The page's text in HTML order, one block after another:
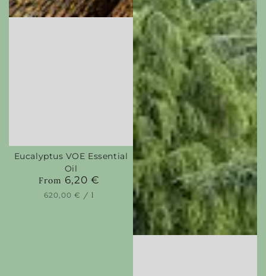
Eucalyptus VOE Essential
Oil
Regular
price
From 6,20 €
Unit
620,00 € / per
l